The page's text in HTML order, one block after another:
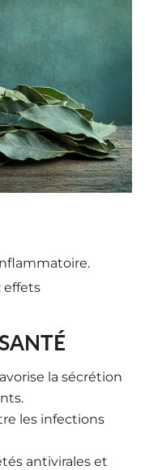
effets
la sécrétion
les infections
antivirales et